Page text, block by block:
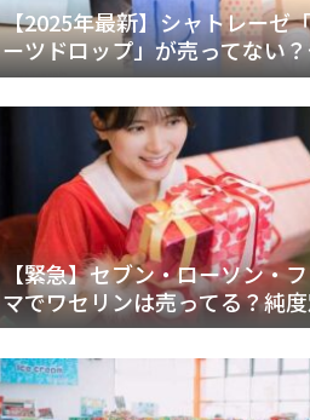
【2025年最新】シャトレーゼ
ーツドロップ」が売ってない
ンでの販売終了理由と代替ア
徹底解説！
【緊急】セブン・ローソン・
マでワセリンは売ってる？純
すすめ品と販売場所を徹底ま